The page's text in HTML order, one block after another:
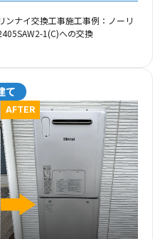
ナイ交換工事施工事例：ノーリ
1(C)への交換
て
AFTER